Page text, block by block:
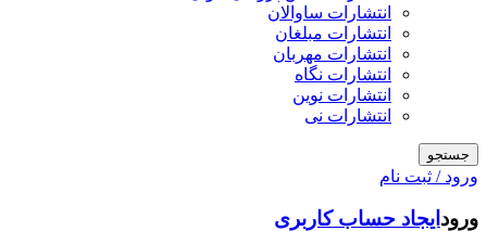
انتشارات ساوالان
انتشارات مبلغان
انتشارات مهربان
انتشارات نگاه
انتشارات نوین
انتشارات نی
جستجو
ورود / ثبت نام
ورود ایجاد حساب کاربری